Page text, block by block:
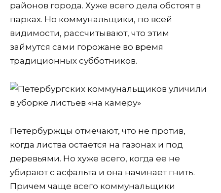
районов города. Хуже всего дела обстоят в
парках. Но коммунальщики, по всей
видимости, рассчитывают, что этим
займутся сами горожане во время
традиционных субботников.
Петербуржцы отмечают, что не против,
когда листва остается на газонах и под
деревьями. Но хуже всего, когда ее не
убирают с асфальта и она начинает гнить.
Причем чаще всего коммунальщики